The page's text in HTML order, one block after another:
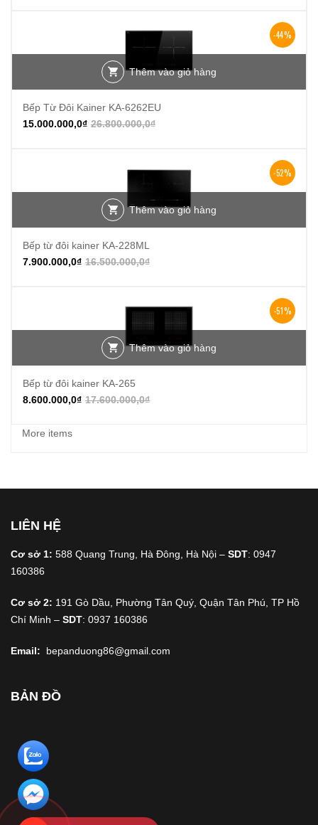
-44%
Thêm vào giỏ hàng
Bếp Từ Đôi Kainer KA-6262EU
26.800.000,0₫
15.000.000,0₫
-52%
Thêm vào giỏ hàng
Bếp từ đôi kainer KA-228ML
16.500.000,0₫
7.900.000,0₫
-51%
Thêm vào giỏ hàng
Bếp từ đôi kainer KA-265
17.600.000,0₫
8.600.000,0₫
More items
LIÊN HỆ
Cơ sở 1: 588 Quang Trung, Hà Đông, Hà Nội – SDT: 0947
160386
Cơ sở 2: 191 Gò Dầu, Phường Tân Quý, Quận Tân Phú, TP Hồ
Chí Minh – SDT: 0937 160386
Email: bepanduong86@gmail.com
BẢN ĐỒ